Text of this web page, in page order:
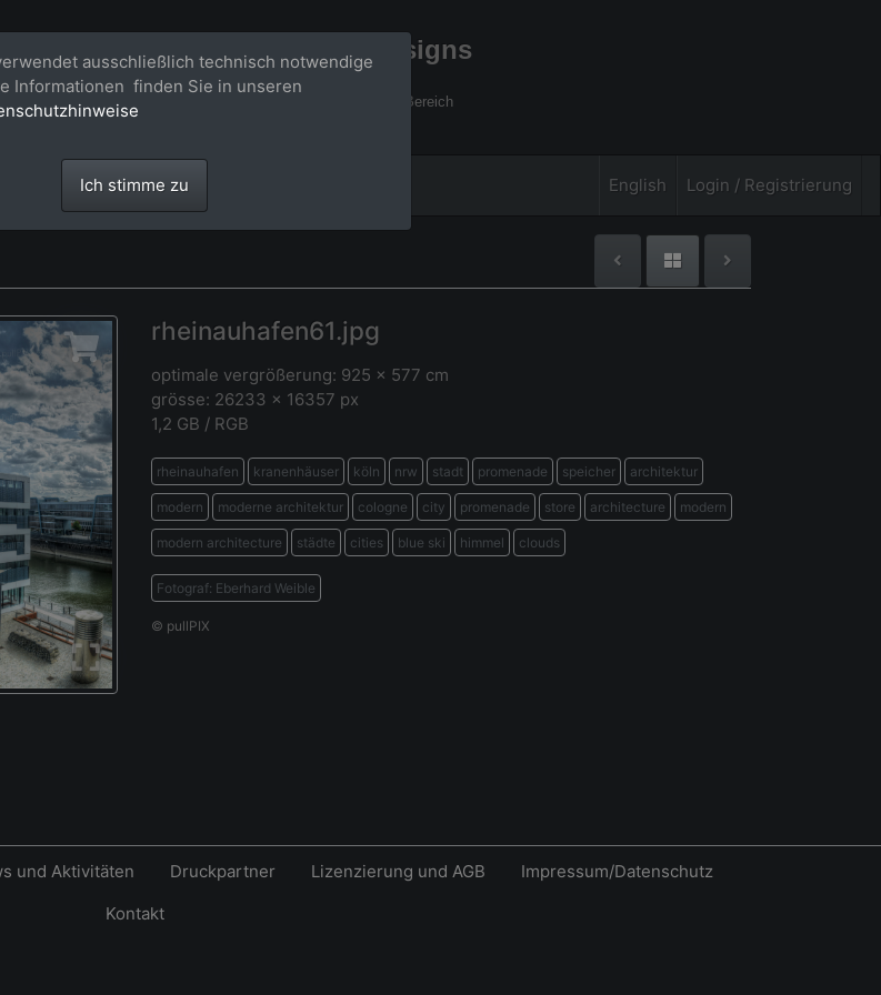
für großformatige Raumdesigns
Bilder - über 100 Meter große 'largeformat' Fotos im Gigapixel Bereich
English Login / Registrierung
rheinauhafen61.jpg
optimale vergrößerung: 925 x 577 cm
grösse: 26233 x 16357 px
1,2 GB / RGB
rheinauhafen kranenhäuser köln nrw stadt promenade speicher architektur
modern moderne architektur cologne city promenade store architecture modern
modern architecture städte cities blue ski himmel clouds
Fotograf: Eberhard Weible
© pullPIX
ausschließlich technisch notwendige
Informationen finden Sie in unseren
Ich stimme zu
und Aktivitäten Druckpartner Lizenzierung und AGB
Impressum/Datenschutz
Kontakt